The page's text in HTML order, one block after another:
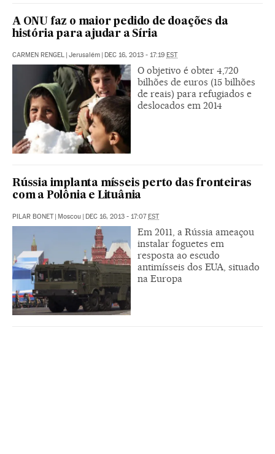
A ONU faz o maior pedido de doações da
história para ajudar a Síria
CARMEN RENGEL Jerusalém DEC 16, 2013 - 17:19 EST
O objetivo é obter 4,720
bilhões de euros (15 bilhões
de reais) para refugiados e
deslocados em 2014
Rússia implanta mísseis perto das fronteiras
com a Polônia e Lituânia
PILAR BONET Moscou DEC 16, 2013 - 17:07 EST
Em 2011, a Rússia ameaçou
instalar foguetes em
resposta ao escudo
antimísseis dos EUA, situado
na Europa